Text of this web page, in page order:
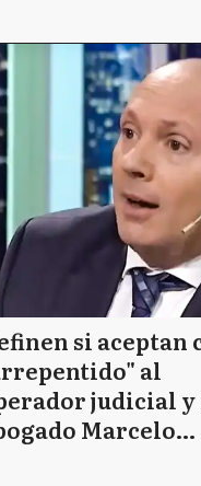
si aceptan
al
judicial y
Marcelo